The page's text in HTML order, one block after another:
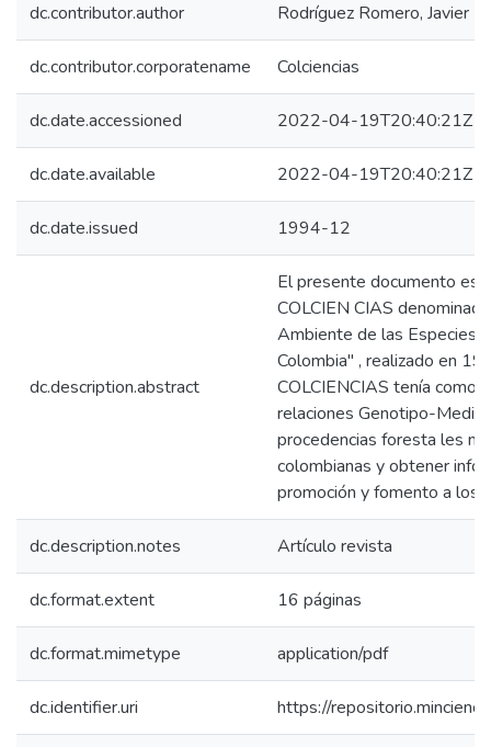
dc.contributor.author Rodríguez Romero, Javier
dc.contributor.corporatename Colciencias
dc.date.accessioned 2022-04-19T20:40:21Z
dc.date.available 2022-04-19T20:40:21Z
dc.date.issued 1994-12
dc.description.abstract
El presente documento es
COLCIEN CIAS
Ambiente de las Especies
Colombia" , realizado en
COLCIENCIAS tenía como
relaciones Genotipo-
procedencias foresta les
colombianas y obtener
promoción y fomento a los
dc.description.notes Artículo revista
dc.format.extent 16 páginas
dc.format.mimetype application/pdf
dc.identifier.uri https://